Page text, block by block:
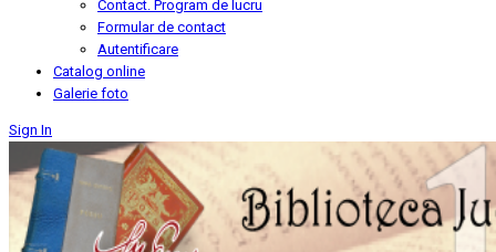
Contact. Program de lucru
Formular de contact
Autentificare
Catalog online
Galerie foto
Sign In